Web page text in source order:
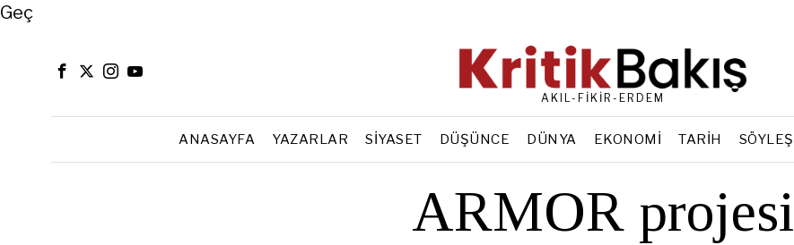
Close
Geç
AKIL-FİKİR-ERDEM
ANASAYFA YAZARLAR SIYASET DÜŞÜNCE DÜNYA EKONOMI TARIH SÖYLEŞI
ARMOR projesi